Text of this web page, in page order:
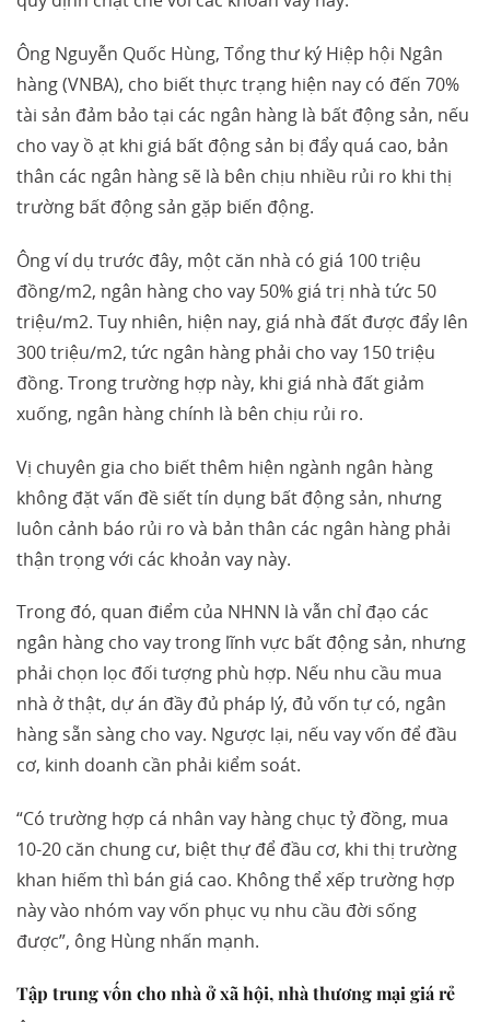
Ông Nguyễn Quốc Hùng, Tổng thư ký Hiệp hội Ngân
hàng (VNBA), cho biết thực trạng hiện nay có đến 70%
tài sản đảm bảo tại các ngân hàng là bất động sản, nếu
cho vay ồ ạt khi giá bất động sản bị đẩy quá cao, bản
thân các ngân hàng sẽ là bên chịu nhiều rủi ro khi thị
trường bất động sản gặp biến động.
Ông ví dụ trước đây, một căn nhà có giá 100 triệu
đồng/m2, ngân hàng cho vay 50% giá trị nhà tức 50
triệu/m2. Tuy nhiên, hiện nay, giá nhà đất được đẩy lên
300 triệu/m2, tức ngân hàng phải cho vay 150 triệu
đồng. Trong trường hợp này, khi giá nhà đất giảm
xuống, ngân hàng chính là bên chịu rủi ro.
Vị chuyên gia cho biết thêm hiện ngành ngân hàng
không đặt vấn đề siết tín dụng bất động sản, nhưng
luôn cảnh báo rủi ro và bản thân các ngân hàng phải
thận trọng với các khoản vay này.
Trong đó, quan điểm của NHNN là vẫn chỉ đạo các
ngân hàng cho vay trong lĩnh vực bất động sản, nhưng
phải chọn lọc đối tượng phù hợp. Nếu nhu cầu mua
nhà ở thật, dự án đầy đủ pháp lý, đủ vốn tự có, ngân
hàng sẵn sàng cho vay. Ngược lại, nếu vay vốn để đầu
cơ, kinh doanh cần phải kiểm soát.
“Có trường hợp cá nhân vay hàng chục tỷ đồng, mua
10-20 căn chung cư, biệt thự để đầu cơ, khi thị trường
khan hiếm thì bán giá cao. Không thể xếp trường hợp
này vào nhóm vay vốn phục vụ nhu cầu đời sống
được”, ông Hùng nhấn mạnh.
Tập trung vốn cho nhà ở xã hội, nhà thương mại giá rẻ